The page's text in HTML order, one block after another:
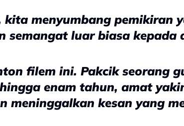
kita menyumbang pemikiran
semangat luar biasa kepada
filem ini. Pakcik seorang
enam tahun, amat
meninggalkan kesan yang